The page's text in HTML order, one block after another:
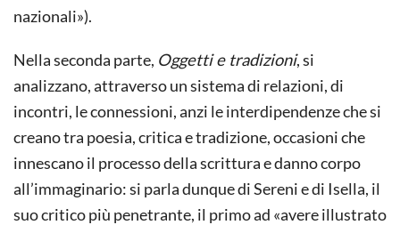
nazionali»).
Nella seconda parte, Oggetti e tradizioni, si
analizzano, attraverso un sistema di relazioni, di
incontri, le connessioni, anzi le interdipendenze che si
creano tra poesia, critica e tradizione, occasioni che
innescano il processo della scrittura e danno corpo
all’immaginario: si parla dunque di Sereni e di Isella, il
suo critico più penetrante, il primo ad «avere illustrato